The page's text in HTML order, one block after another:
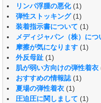
リンパ浮腫の悪化 (1)
弾性ストッキング (1)
装着指示書について (1)
メディジャパン（株）につ
摩擦が気になります (1)
外反母趾 (1)
肌が弱い方向けの弾性着衣
おすすめの情報誌 (1)
夏場の弾性着衣 (1)
圧迫圧に関しまして (1)